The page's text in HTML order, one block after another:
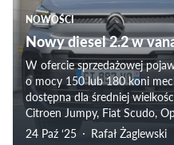
NOWOŚCI
Nowy diesel 2.2 w
W ofercie sprzedażowej
o mocy 150 lub 180 koni
dostępna dla średniej
Citroen Jumpy, Fiat Scudo,
24 Paź ‘25
Rafał Żaglewski